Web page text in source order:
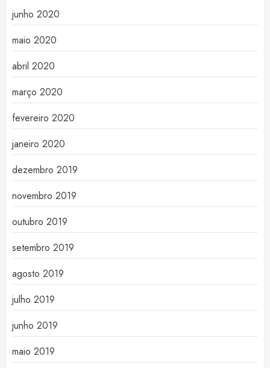
junho 2020
maio 2020
abril 2020
março 2020
fevereiro 2020
janeiro 2020
dezembro 2019
novembro 2019
outubro 2019
setembro 2019
agosto 2019
julho 2019
junho 2019
maio 2019